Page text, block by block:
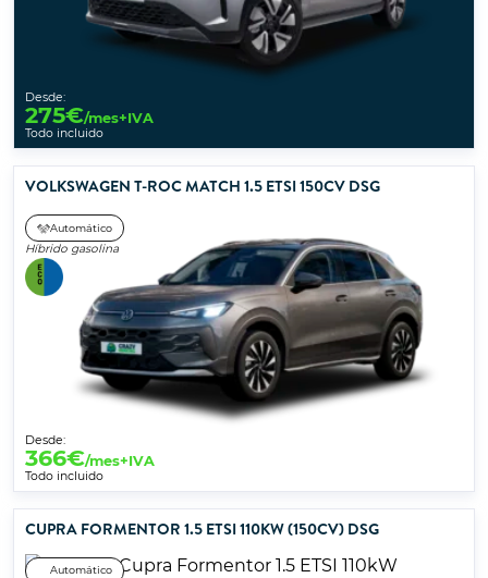
Desde:
275€/mes+IVA
Todo incluido
VOLKSWAGEN T-ROC MATCH 1.5 ETSI 150CV DSG
Automático
Híbrido gasolina
Desde:
366€/mes+IVA
Todo incluido
CUPRA FORMENTOR 1.5 ETSI 110KW (150CV) DSG
Automático